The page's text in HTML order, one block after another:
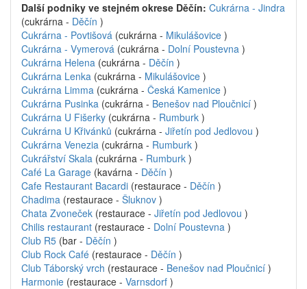
Další podniky ve stejném okrese Děčín: Cukrárna - Jindra
(cukrárna - Děčín )
Cukrárna - Povtišová (cukrárna - Mikulášovice )
Cukrárna - Vymerová (cukrárna - Dolní Poustevna )
Cukrárna Helena (cukrárna - Děčín )
Cukrárna Lenka (cukrárna - Mikulášovice )
Cukrárna Limma (cukrárna - Česká Kamenice )
Cukrárna Pusinka (cukrárna - Benešov nad Ploučnicí )
Cukrárna U Fišerky (cukrárna - Rumburk )
Cukrárna U Křivánků (cukrárna - Jiřetín pod Jedlovou )
Cukrárna Venezia (cukrárna - Rumburk )
Cukrářství Skala (cukrárna - Rumburk )
Café La Garage (kavárna - Děčín )
Cafe Restaurant Bacardi (restaurace - Děčín )
Chadima (restaurace - Šluknov )
Chata Zvoneček (restaurace - Jiřetín pod Jedlovou )
Chilis restaurant (restaurace - Dolní Poustevna )
Club R5 (bar - Děčín )
Club Rock Café (restaurace - Děčín )
Club Táborský vrch (restaurace - Benešov nad Ploučnicí )
Harmonie (restaurace - Varnsdorf )